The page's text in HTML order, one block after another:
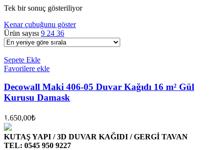
Tek bir sonuç gösteriliyor
Kenar çubuğunu göster
Ürün sayısı 9 24 36
Sepete Ekle
Favorilere ekle
Decowall Maki 406-05 Duvar Kağıdı 16 m² Gül
Kurusu Damask
1.650,00₺
KUTAŞ YAPI / 3D DUVAR KAĞIDI / GERGİ TAVAN
TEL: 0545 950 9227